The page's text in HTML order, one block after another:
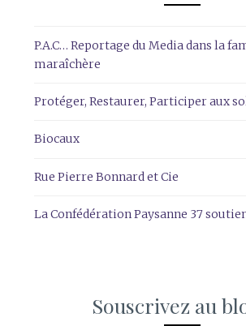
P.A.C… Reportage du Media dans la
maraîchère
Protéger, Restaurer, Participer aux
Biocaux
Rue Pierre Bonnard et Cie
La Confédération Paysanne 37
Souscrivez au